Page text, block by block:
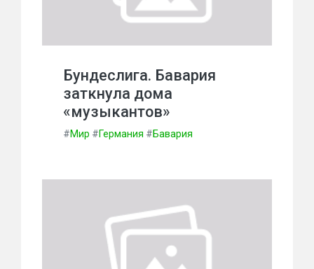
Бундеслига. Бавария
заткнула дома
«музыкантов»
#Мир #Германия #Бавария